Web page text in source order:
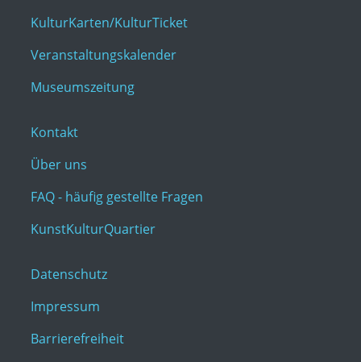
KulturKarten/KulturTicket
Veranstaltungskalender
Museumszeitung
Kontakt
Über uns
FAQ - häufig gestellte Fragen
KunstKulturQuartier
Datenschutz
Impressum
Barrierefreiheit